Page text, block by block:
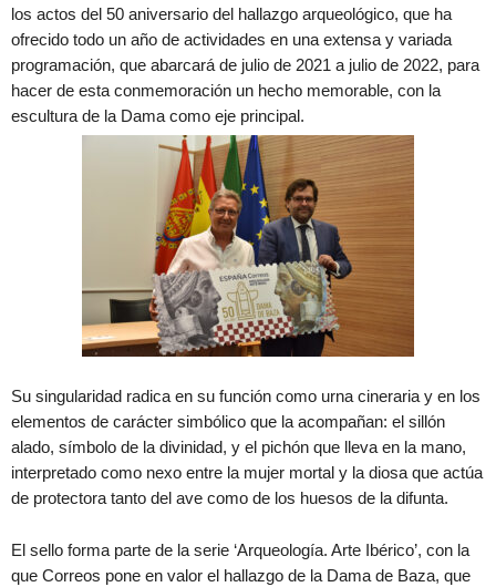
los actos del 50 aniversario del hallazgo arqueológico, que ha
ofrecido todo un año de actividades en una extensa y variada
programación, que abarcará de julio de 2021 a julio de 2022, para
hacer de esta conmemoración un hecho memorable, con la
escultura de la Dama como eje principal.
Su singularidad radica en su función como urna cineraria y en los
elementos de carácter simbólico que la acompañan: el sillón
alado, símbolo de la divinidad, y el pichón que lleva en la mano,
interpretado como nexo entre la mujer mortal y la diosa que actúa
de protectora tanto del ave como de los huesos de la difunta.
El sello forma parte de la serie ‘Arqueología. Arte Ibérico’, con la
que Correos pone en valor el hallazgo de la Dama de Baza, que